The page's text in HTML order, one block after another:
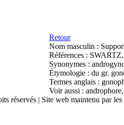
Retour
Nom masculin :
Références :
Synonymes :
Étymologie : du gr.
Termes anglais :
Voir aussi :
réservés | Site web maintenu par